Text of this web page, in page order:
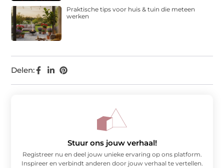
Delen:
Praktische tips voor huis & tuin die meteen
werken
Stuur ons jouw verhaal!
Registreer nu en deel jouw unieke ervaring op ons platform.
Inspireer en verbindt anderen door jouw verhaal te vertellen.